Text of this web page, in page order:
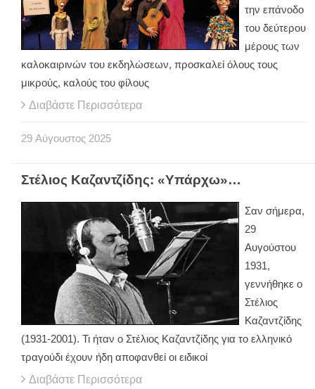
την επάνοδο
του δεύτερου
μέρους των
καλοκαιρινών του εκδηλώσεων, προσκαλεί όλους τους
μικρούς, καλούς του φίλους
Διαβάστε Περισσότερα
29 Αύγουστος 2025
Στέλιος Καζαντζίδης: «Υπάρχω»…
Σαν σήμερα,
29
Αυγούστου
1931,
γεννήθηκε ο
Στέλιος
Καζαντζίδης
(1931-2001). Τι ήταν ο Στέλιος Καζαντζίδης για το ελληνικό
τραγούδι έχουν ήδη αποφανθεί οι ειδικοί
Διαβάστε Περισσότερα